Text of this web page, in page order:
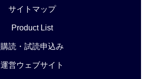
サイトマップ
Product List
購読・試読申込み
運営ウェブサイト